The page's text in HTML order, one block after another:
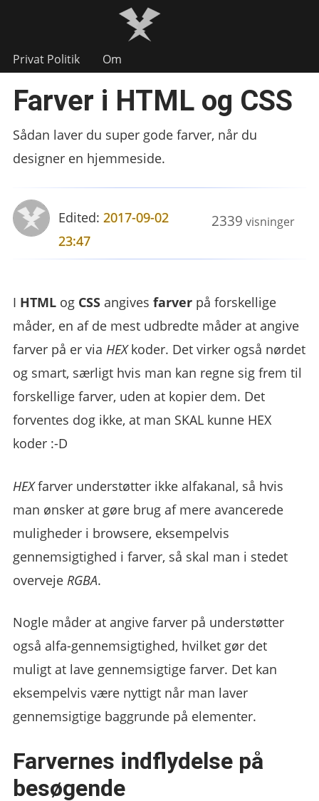
Privat Politik Om
Farver i HTML og CSS
Sådan laver du super gode farver, når du
designer en hjemmeside.
2339 visninger
Edited:2017-09-02
23:47
I HTML og CSS angivesfarver på forskellige
måder, en af de mest udbredte måder at angive
farver på er viaHEXkoder. Det virker også nørdet
og smart, særligt hvis man kan regne sig frem til
forskellige farver, uden at kopier dem. Det
forventes dog ikke, at man SKAL kunne HEX
koder :-D
HEXfarver understøtter ikke alfakanal, så hvis
man ønsker at gøre brug af mere avancerede
muligheder i browsere, eksempelvis
gennemsigtighed i farver, så skal man i stedet
overveje RGBA.
Nogle måder at angive farver på understøtter
også alfa-gennemsigtighed, hvilket gør det
muligt at lave gennemsigtige farver. Det kan
eksempelvis være nyttigt når man laver
gennemsigtige baggrunde på elementer.
Farvernes indflydelse på
besøgende